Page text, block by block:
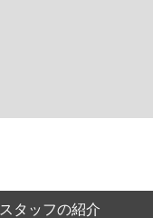
スタッフの紹介